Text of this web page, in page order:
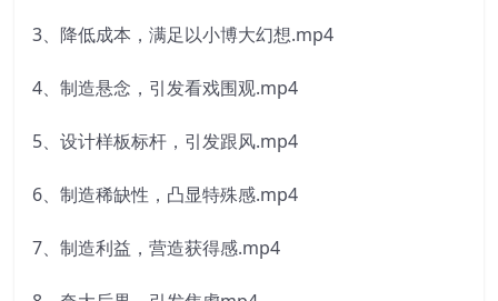
3、降低成本，满足以小博大幻想.mp4
4、制造悬念，引发看戏围观.mp4
5、设计样板标杆，引发跟风.mp4
6、制造稀缺性，凸显特殊感.mp4
7、制造利益，营造获得感.mp4